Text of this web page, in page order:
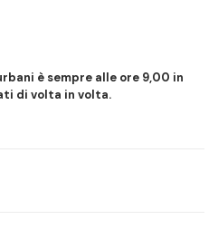
è sempre alle ore 9,00 in
di volta in volta.